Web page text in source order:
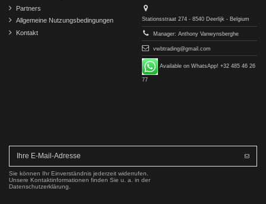
Partners
Allgemeine Nutzungsbedingungen
Kontakt
Stationsstraat 274 - 8540 Deerlijk - Belgium
Manager: Anthony Vanwynsberghe
vwbtrading@gmail.com
Available on WhatsApp! +32 485 46 26
77
Sie können Ihr Einverständnis jederzeit widerrufen.
Unsere Kontaktinformationen finden Sie u. a. in der
Datenschutzerklärung.